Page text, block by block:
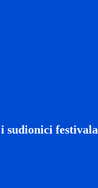
sudionici festivala